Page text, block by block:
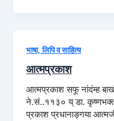
भाषा, लिपि व साहित्य
आत्मप्रकाश
आत्मप्रकाश सफू नांदंम्ह
ने.सं..११३० य् डा. कृष्णभक्त
प्रकाश प्रधानाङ्गया